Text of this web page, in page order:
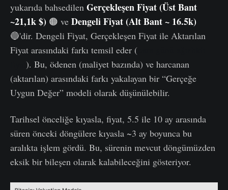
yukarıda bahsedilen Gerçekleşen Fiyat (Üst Bant
~21,1k $) 🟠 ve Dengeli Fiyat (Alt Bant ~ 16.5k)
🔵'dir. Dengeli Fiyat, Gerçekleşen Fiyat ile Aktarılan
Fiyat arasındaki farkı temsil eder (
). Bu, ödenen (maliyet bazında) ve harcanan
(aktarılan) arasındaki farkı yakalayan bir “Gerçeğe
Uygun Değer” modeli olarak düşünülebilir.
Tarihsel önceliğe kıyasla, fiyat, 5.5 ile 10 ay arasında
süren önceki döngülere kıyasla ~3 ay boyunca bu
aralıkta işlem gördü. Bu, sürenin mevcut döngümüzden
eksik bir bileşen olarak kalabileceğini gösteriyor.